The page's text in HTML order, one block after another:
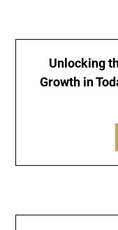
Unlocking
Growth in